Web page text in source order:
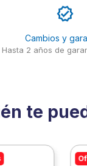
Cambios y
Hasta 2 años de
te